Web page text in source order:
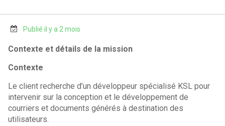
Publié il y a 2 mois
Contexte et détails de la mission
Contexte
Le client recherche d’un développeur spécialisé KSL pour
intervenir sur la conception et le développement de
courriers et documents générés à destination des
utilisateurs.